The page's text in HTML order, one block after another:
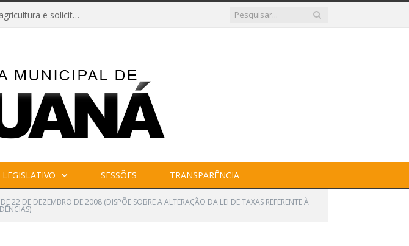
Câmara de Muaná aprova novas políticas para a agricultura e solicita reforma da Ponte do Reduto
SESSÕES TRANSPARÊNCIA
22 DE DEZEMBRO DE 2008 (DISPÕE SOBRE A ALTERAÇÃO DA LEI DE TAXAS REFERENTE À